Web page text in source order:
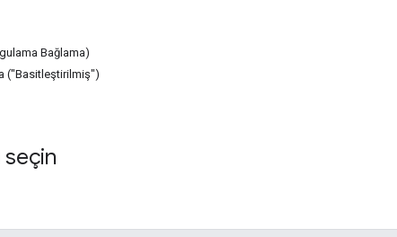
Bağlama)
("Basitleştirilmiş")
seçin